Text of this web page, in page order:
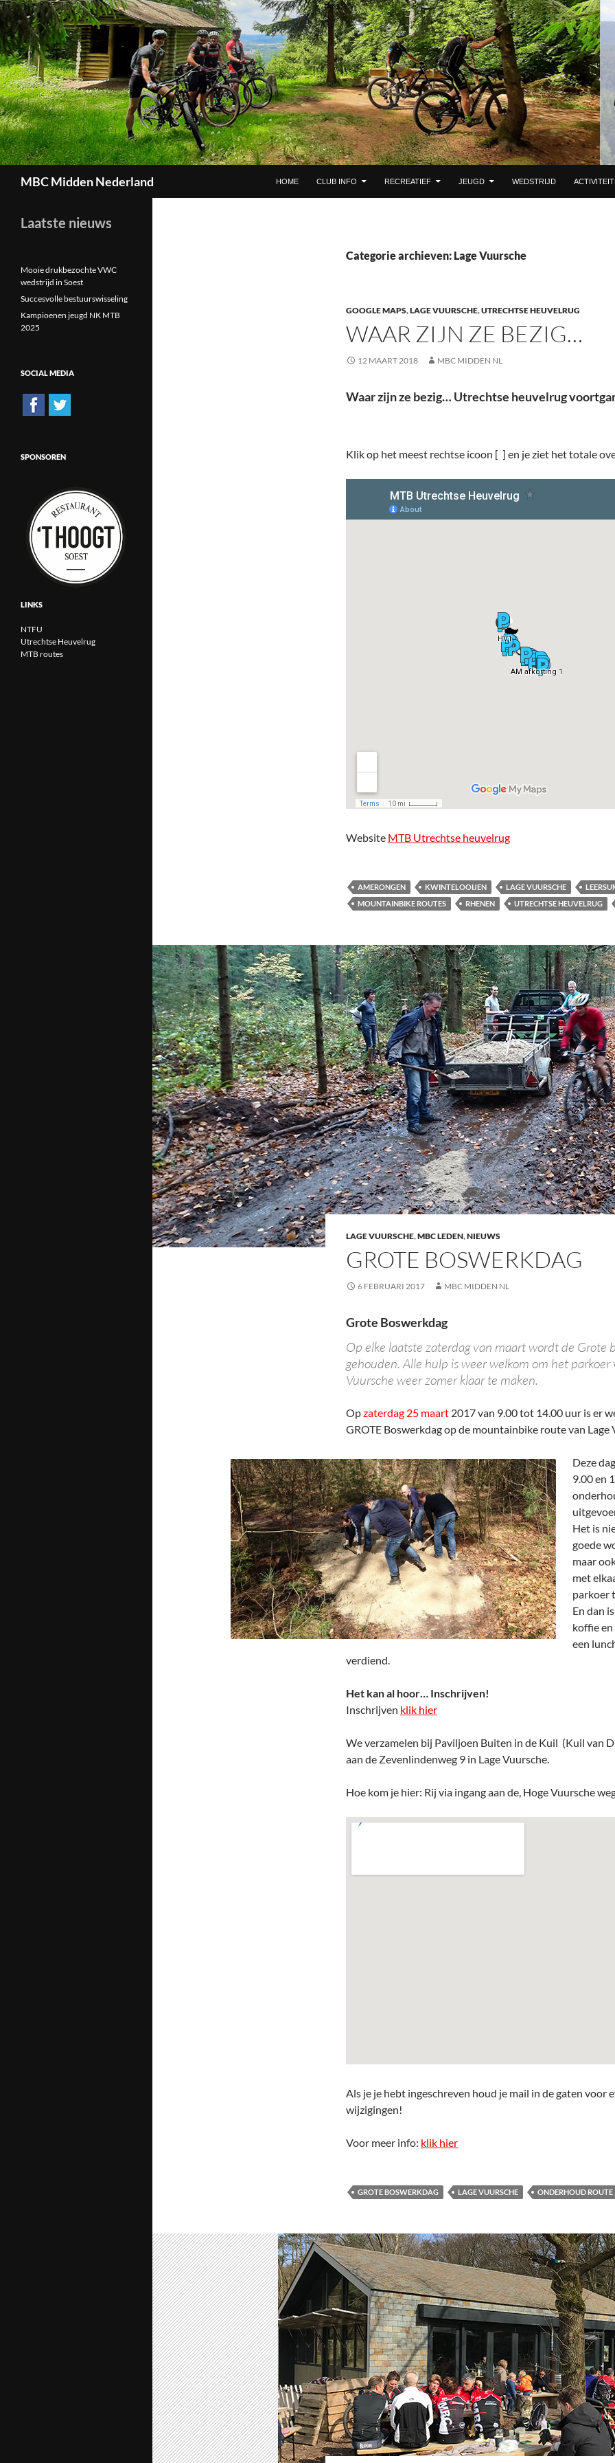
MBC Midden Nederland HOME CLUB INFO RECREATIEF JEUGD WEDSTRIJD
Categorie archieven: Lage Vuursche
GOOGLE MAPS,LAGE VUURSCHE,UTRECHTSE HEUVELRUG
WAAR ZIJN ZE BEZIG…
12 MAART 2018 MBC MIDDEN NL
Waar zijn ze bezig… Utrechtse heuvelrug
Klik op het meest rechtse icoon [ ] en je ziet het totale
Website MTB Utrechtse heuvelrug
AMERONGEN KWINTELOOIJEN LAGE VUURSCHE
MOUNTAINBIKE ROUTES
RHENEN UTRECHTSE HEUVELRUG
LAGE VUURSCHE,MBC LEDEN,NIEUWS
GROTE BOSWERKDAG
6 FEBRUARI 2017 MBC MIDDEN NL
Grote Boswerkdag
Op elke laatste zaterdag van maart wordt de Grote
gehouden. Alle hulp is weer welkom om het parkoer
Vuursche weer zomer klaar te maken.
Opzaterdag 25 maart 2017 van 9.00 tot 14.00 uur is er
GROTE Boswerkdag op de mountainbike route van Lage
Deze
9.00 en
Het is
goede
maar
met
parkoer
En dan
koffie
een
verdiend.
Het kan al hoor… Inschrijven!
Inschrijven klik hier
We verzamelen bij Paviljoen Buiten in de Kuil (Kuil van
aan de Zevenlindenweg 9 in Lage Vuursche.
Hoe kom je hier: Rij via ingang aan de, Hoge Vuursche
Als je je hebt ingeschreven houd je mail in de gaten voor
wijzigingen!
Voor meer info: klik hier
GROTE BOSWERKDAG LAGE VUURSCHE ONDERHOUD ROUTE
Laatste nieuws
Mooie drukbezochte VWC
wedstrijd in Soest
Succesvolle bestuurswisseling
Kampioenen jeugd NK MTB
2025
SOCIAL MEDIA
SPONSOREN
LINKS
NTFU
Utrechtse Heuvelrug
MTB routes